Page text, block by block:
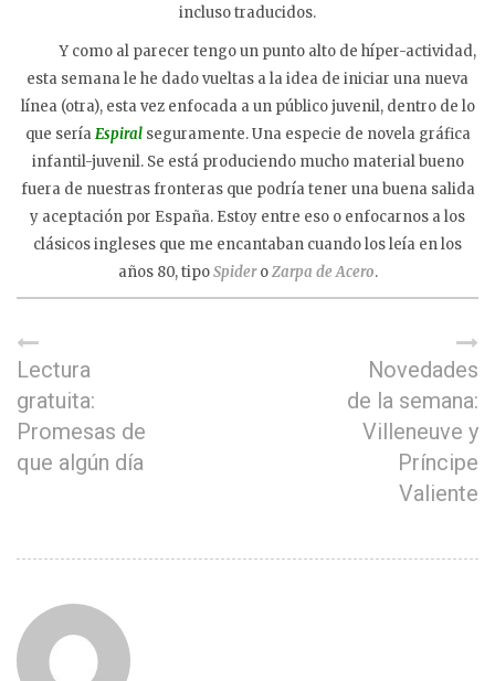
incluso traducidos.
Y como al parecer tengo un punto alto de híper-actividad,
esta semana le he dado vueltas a la idea de iniciar una nueva
línea (otra), esta vez enfocada a un público juvenil, dentro de lo
que seríaEspiral seguramente. Una especie de novela gráfica
infantil-juvenil. Se está produciendo mucho material bueno
fuera de nuestras fronteras que podría tener una buena salida
y aceptación por España. Estoy entre eso o enfocarnos a los
clásicos ingleses que me encantaban cuando los leía en los
años 80, tipoSpidero Zarpa de Acero.
Lectura
gratuita:
Promesas de
que algún día
Novedades
de la semana:
Villeneuve y
Príncipe
Valiente